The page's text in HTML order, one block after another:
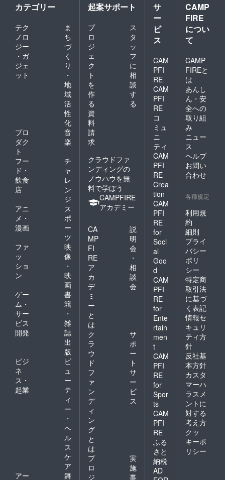
カテゴリー
テク
ノロ
ジー
・ガ
ジェ
ット
ま
ち
づ
く
り
・
地
域
活
性
化
プロ
ダク
ト
音
楽
フー
ド・
飲食
店
チ
ャ
レ
ン
ジ
アニ
メ・
漫画
ス
ポ
ー
ツ
ファ
ッ
ショ
ン
映
像
・
映
画
ゲー
ム・
サー
ビス
開発
書
籍
・
雑
誌
出
版
ビジ
ネ
ス・
起業
ビ
ュ
ー
テ
ィ
ー
・
ヘ
ル
ス
ケ
ア
アー
舞
起案サポート
プ
ロ
ジ
ェ
ク
ト
を
作
る
ス
タ
ッ
フ
に
相
談
す
る
資
料
請
求
クラウドファ
ンディングの
ノウハウを無
料で学ぼう
CAMPFIRE
アカデミー
CA
MP
FI
RE
ア
カ
デ
ミ
ー
と
は
説
明
会
・
相
談
会
ク
ラ
ウ
ド
フ
ァ
ン
デ
ィ
ン
グ
と
は
サ
ポ
ー
ト
サ
ー
ビ
ス
プ
ロ
ジ
実
施
事
サ
ー
ビ
ス
CAM
PFI
RE
CAM
PFI
RE
コ
ミュ
ニ
ティ
CAM
PFI
RE
Crea
tion
CAM
PFI
RE
for
Soci
al
Goo
d
CAM
PFI
RE
for
Ente
rtain
men
t
CAM
PFI
RE
for
Spor
ts
CAM
PFI
RE
ふる
さと
納税
AD
CAMP
FIRE
につい
て
CAMP
FIREと
は
あんし
ん・安
全への
取り組
み
ニュー
ス
ヘルプ
お問い
合わせ
各種規定
利用規
約
細則
プライ
バシー
ポリ
シー
特定商
取引法
に基づ
く表記
情報セ
キュリ
ティ方
針
反社基
本方針
カスタ
マーハ
ラスメ
ントに
対する
考え方
クッ
キーポ
リシー